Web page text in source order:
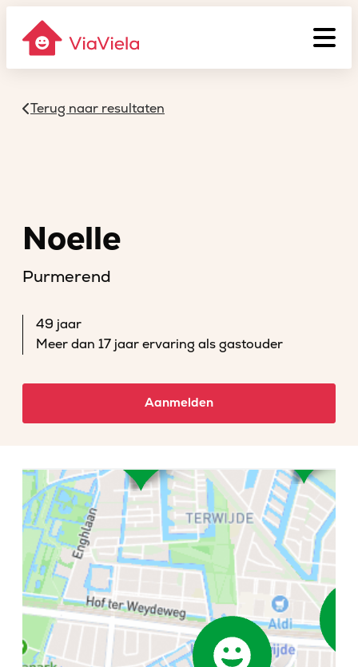
Terug naar resultaten
Noelle
Purmerend
49 jaar
Meer dan 17 jaar ervaring als gastouder
Aanmelden